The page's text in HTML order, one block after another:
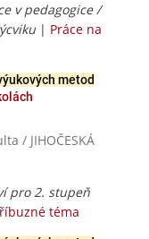
v pedagogice /
| Práce na
metod
/ JIHOČESKÁ
pro 2. stupeň
téma